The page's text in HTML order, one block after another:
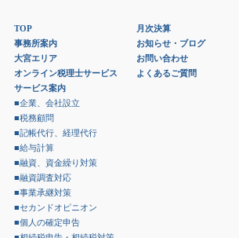
TOP
事務所案内
大宮エリア
オンライン税理士サービス
サービス案内
■企業、会社設立
■税務顧問
■記帳代行、経理代行
■給与計算
■融資、資金繰り対策
■融資調査対応
■事業承継対策
■セカンドオピニオン
■個人の確定申告
月次決算
お知らせ・ブログ
お問い合わせ
よくあるご質問